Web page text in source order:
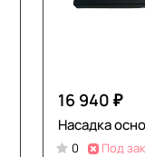
16 940 ₽
Насадка
0 Под